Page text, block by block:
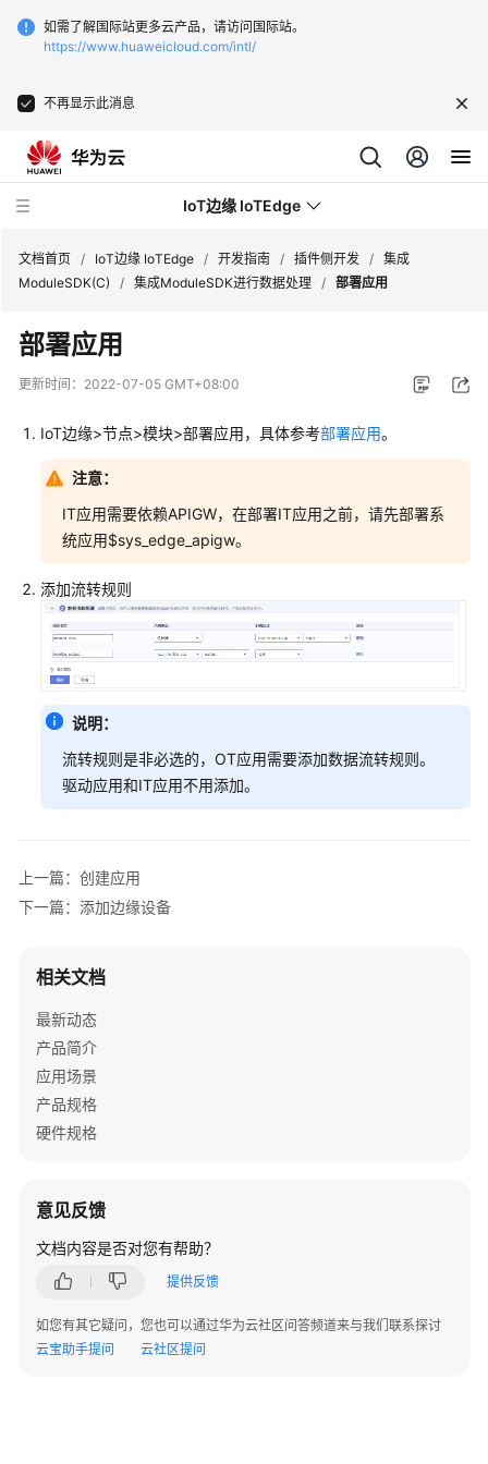
如需了解国际站更多云产品，请访问国际站。
https://www.huaweicloud.com/intl/
不再显示此消息
IoT边缘 IoTEdge
最
新
动
品
速
门
户
开
南
前
必
资
源
获
应
侧
开
插
文档首页 / IoT边缘 IoTEdge / 开发指南 / 插件侧开发 / 集成
ModuleSDK(C)
/ 集成ModuleSDK进行数据处理 / 部署应用
部署应用
更新时间： 2022-07-05 GMT+08:00
IoT边缘>节点>模块>部署应用，具体参考部署应用。
注意：
IT应用需要依赖APIGW，在部署IT应用之前，请先部署系
统应用$sys_edge_apigw。
添加流转规则
说明：
流转规则是非必选的，OT应用需要添加数据流转规则。
驱动应用和IT应用不用添加。
上一篇：创建应用
下一篇：添加边缘设备
相关文档
最新动态
产品简介
应用场景
产品规格
硬件规格
意见反馈
文档内容是否对您有帮助？
提供反馈
如您有其它疑问，您也可以通过华为云社区问答频道来与我们联系探讨
云宝助手提问
云社区提问